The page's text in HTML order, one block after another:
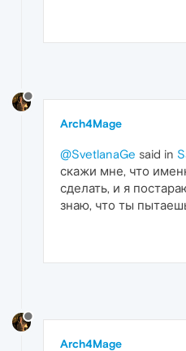
Arch4Mage
@SvetlanaGe said in
скажи мне, что
сделать, и я
знаю, что ты
Arch4Mage